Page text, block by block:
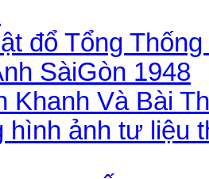
đổ Tổng
SàiGòn 1948
Khanh Và Bài
hình ảnh tư liệu